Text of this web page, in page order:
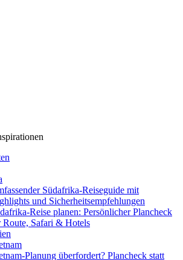
Südafrika-Reiseguide mit
und Sicherheitsempfehlungen
Reise planen: Persönlicher Plancheck
Route, Safari & Hotels
Planung überfordert? Plancheck statt